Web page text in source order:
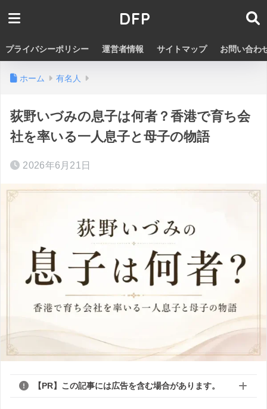
DFP
プライバシーポリシー 運営者情報 サイトマップ お問い合わ
ホーム 有名人
荻野いづみの息子は何者？香港で育ち会
社を率いる一人息子と母子の物語
2026年6月21日
【PR】この記事には広告を含む場合があります。